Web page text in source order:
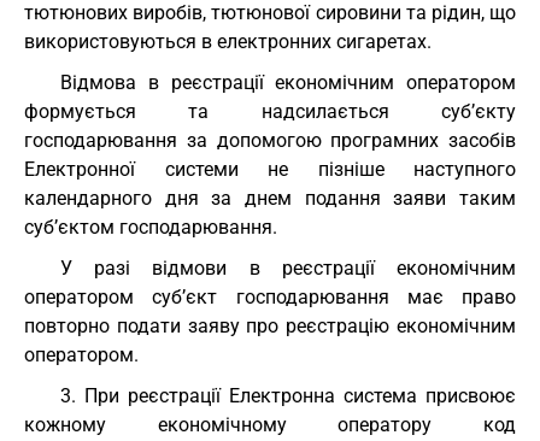
тютюнових виробів, тютюнової сировини та рідин, що
використовуються в електронних сигаретах.
Відмова в реєстрації економічним оператором
формується та надсилається суб’єкту
господарювання за допомогою програмних засобів
Електронної системи не пізніше наступного
календарного дня за днем подання заяви таким
суб’єктом господарювання.
У разі відмови в реєстрації економічним
оператором суб’єкт господарювання має право
повторно подати заяву про реєстрацію економічним
оператором.
3. При реєстрації Електронна система присвоює
кожному економічному оператору код